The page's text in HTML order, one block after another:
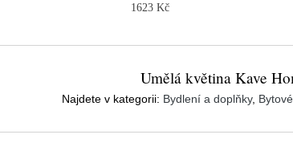
1623 Kč
Umělá květina Kave
Najdete v kategorii: Bydlení a doplňky,